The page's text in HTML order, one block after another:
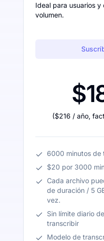
Ideal para usuarios
volumen.
($216 / año,
6000 minutos de
$20 por 3000
Cada archivo
de duración / 5
vez.
Sin límite diario
transcribir
Modelo de